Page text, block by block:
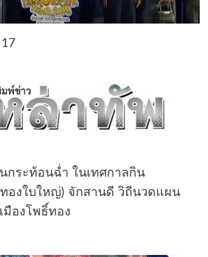
17
กระท้อนฉ่ำ ในเทศกาลกิน
องใบใหญ่) จักสานดี วิถีนวดแผน
มืองโพธิ์ทอง